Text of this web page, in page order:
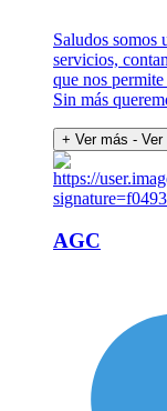
Saludos somos
servicios,
que nos
Sin más
+ Ver más - Ver
AGC